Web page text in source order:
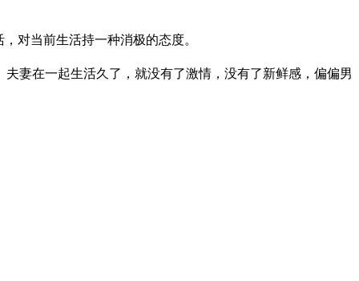
对当前生活持一种消极的态度。
妻在一起生活久了，就没有了激情，没有了新鲜感，偏偏男